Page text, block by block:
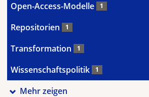
Open-Access-Modelle 1
Repositorien 1
Transformation 1
Wissenschaftspolitik 1
Mehr zeigen